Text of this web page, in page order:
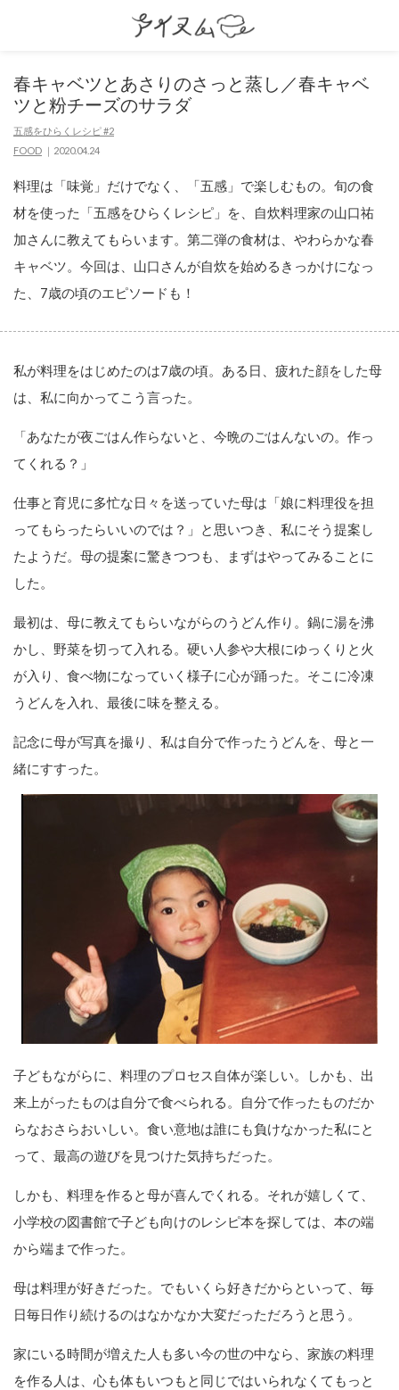
春キャベツとあさりのさっと蒸し／春キャベ
ツと粉チーズのサラダ
五感をひらくレシピ #2
FOOD
2020.04.24
料理は「味覚」だけでなく、「五感」で楽しむもの。旬の食
材を使った「五感をひらくレシピ」を、自炊料理家の山口祐
加さんに教えてもらいます。第二弾の食材は、やわらかな春
キャベツ。今回は、山口さんが自炊を始めるきっかけになっ
た、7歳の頃のエピソードも！
私が料理をはじめたのは7歳の頃。ある日、疲れた顔をした母
は、私に向かってこう言った。
「あなたが夜ごはん作らないと、今晩のごはんないの。作っ
てくれる？」
仕事と育児に多忙な日々を送っていた母は「娘に料理役を担
ってもらったらいいのでは？」と思いつき、私にそう提案し
たようだ。母の提案に驚きつつも、まずはやってみることに
した。
最初は、母に教えてもらいながらのうどん作り。鍋に湯を沸
かし、野菜を切って入れる。硬い人参や大根にゆっくりと火
が入り、食べ物になっていく様子に心が踊った。そこに冷凍
うどんを入れ、最後に味を整える。
記念に母が写真を撮り、私は自分で作ったうどんを、母と一
緒にすすった。
子どもながらに、料理のプロセス自体が楽しい。しかも、出
来上がったものは自分で食べられる。自分で作ったものだか
らなおさらおいしい。食い意地は誰にも負けなかった私にと
って、最高の遊びを見つけた気持ちだった。
しかも、料理を作ると母が喜んでくれる。それが嬉しくて、
小学校の図書館で子ども向けのレシピ本を探しては、本の端
から端まで作った。
母は料理が好きだった。でもいくら好きだからといって、毎
日毎日作り続けるのはなかなか大変だっただろうと思う。
家にいる時間が増えた人も多い今の世の中なら、家族の料理
を作る人は、心も体もいつもと同じではいられなくてもっと